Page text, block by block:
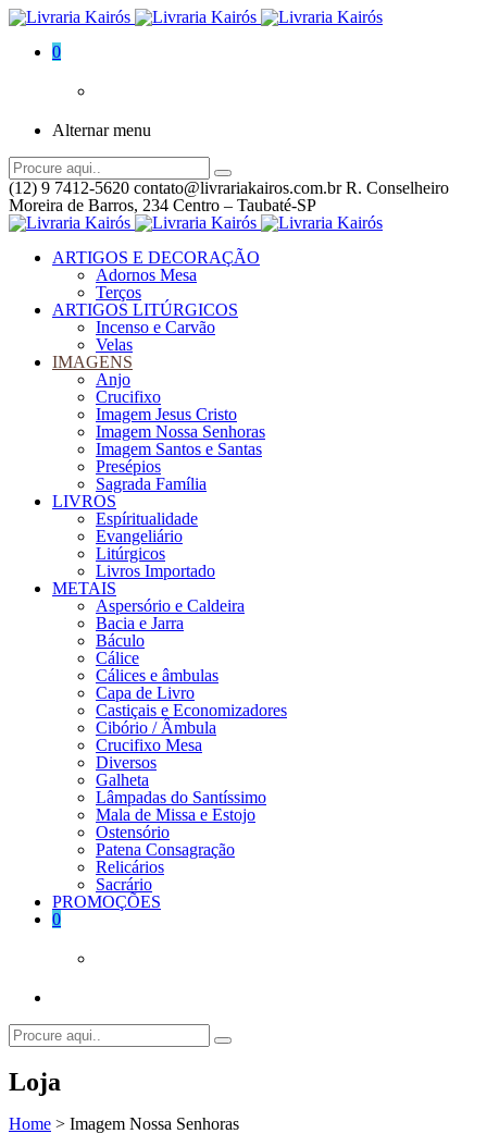
0
Alternar menu
(12) 9 7412-5620 contato@livrariakairos.com.brR. Conselheiro
Moreira de Barros, 234 Centro – Taubaté-SP
ARTIGOS E DECORAÇÃO
Adornos Mesa
Terços
ARTIGOS LITÚRGICOS
Incenso e Carvão
Velas
IMAGENS
Anjo
Crucifixo
Imagem Jesus Cristo
Imagem Nossa Senhoras
Imagem Santos e Santas
Presépios
Sagrada Família
LIVROS
Espíritualidade
Evangeliário
Litúrgicos
Livros Importado
METAIS
Aspersório e Caldeira
Bacia e Jarra
Báculo
Cálice
Cálices e âmbulas
Capa de Livro
Castiçais e Economizadores
Cibório / Âmbula
Crucifixo Mesa
Diversos
Galheta
Lâmpadas do Santíssimo
Mala de Missa e Estojo
Ostensório
Patena Consagração
Relicários
Sacrário
PROMOÇÕES
0
Loja
Home > Imagem Nossa Senhoras